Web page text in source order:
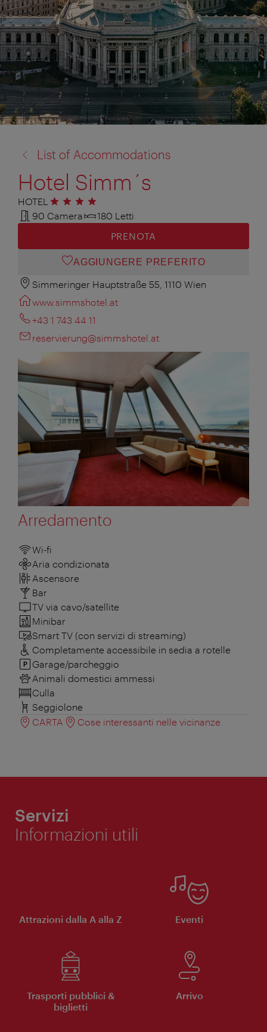
a:
List of Accommodations
Hotel Simm´s
HOTEL 4 stelle
90 Camera
180 Letti
PRENOTA
AGGIUNGERE PREFERITO
Simmeringer Hauptstraße 55, 1110 Wien
www.simmshotel.at
+43 1 743 44 11
reservierung@simmshotel.at
Arredamento
Wi-fi
Aria condizionata
Ascensore
Bar
TV via cavo/satellite
Minibar
Smart TV (con servizi di streaming)
Completamente accessibile in sedia a rotelle
Garage/parcheggio
Animali domestici ammessi
Culla
Seggiolone
CARTA
Cose interessanti nelle vicinanze
Servizi
Informazioni utili
Attrazioni dalla A alla Z Eventi
Trasporti pubblici &
biglietti
Arrivo